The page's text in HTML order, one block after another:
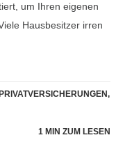
um Ihren eigenen
Hausbesitzer irren
PRIVATVERSICHERUNGEN,
1 MIN ZUM LESEN